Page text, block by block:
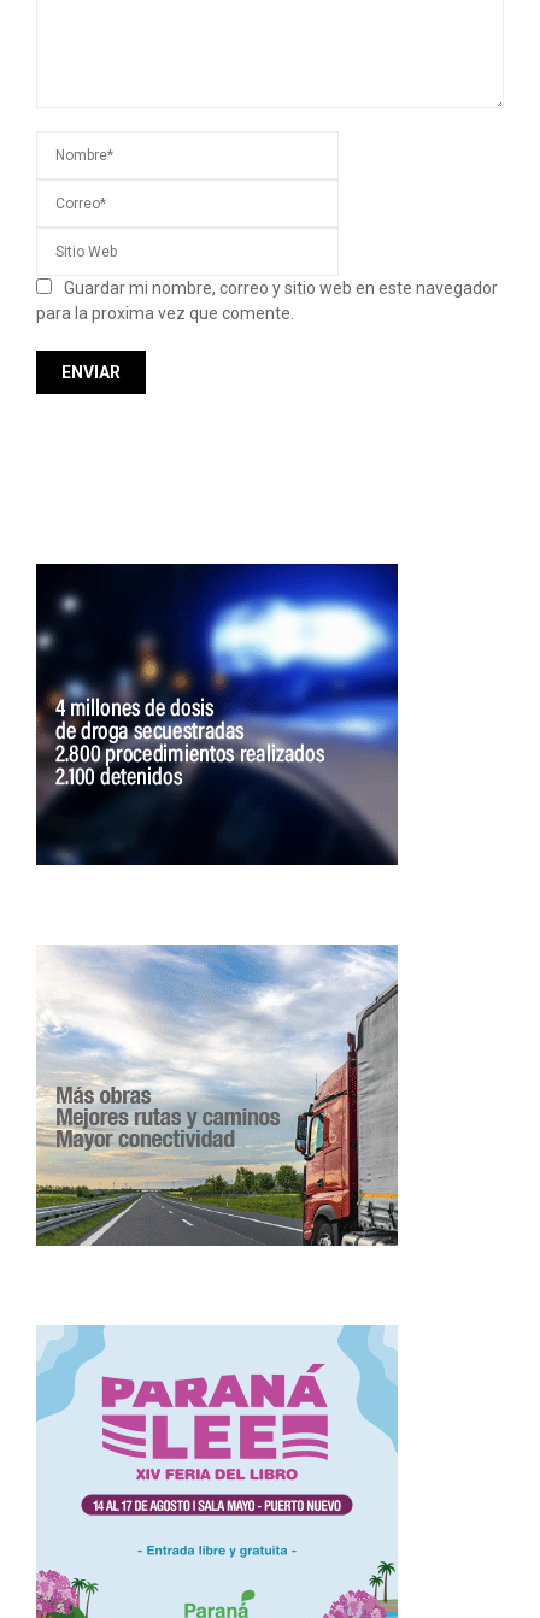
Guardar mi nombre, correo y sitio web en este navegador
para la proxima vez que comente.